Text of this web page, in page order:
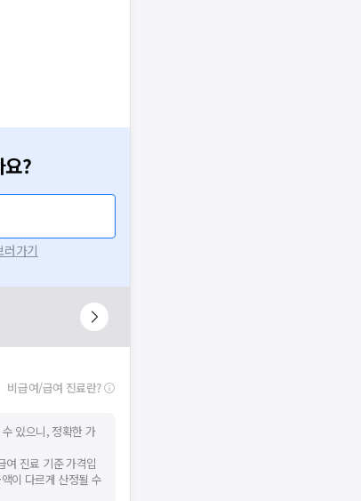
요?
가기
비급여/급여 진료란?
있으니, 정확한 가
여 진료 기준 가격입
이 다르게 산정될 수